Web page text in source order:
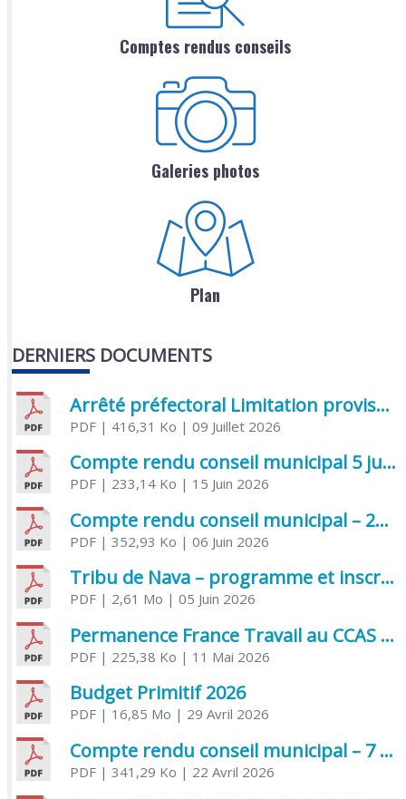
Comptes rendus conseils
Galeries photos
Plan
DERNIERS DOCUMENTS
Arrêté préfectoral Limitation provisoire des usages de l’eau
PDF| 416,31 Ko | 09 Juillet 2026
Compte rendu conseil municipal 5 juin 2026 sénatoriale
PDF| 233,14 Ko | 15 Juin 2026
Compte rendu conseil municipal – 21 avril 2026
PDF| 352,93 Ko | 06 Juin 2026
Tribu de Nava – programme et inscriptions été 2026
PDF| 2,61 Mo | 05 Juin 2026
Permanence France Travail au CCAS de Saujon Juin 2026
PDF| 225,38 Ko | 11 Mai 2026
Budget Primitif 2026
PDF| 16,85 Mo | 29 Avril 2026
Compte rendu conseil municipal – 7 avril 2026
PDF| 341,29 Ko | 22 Avril 2026